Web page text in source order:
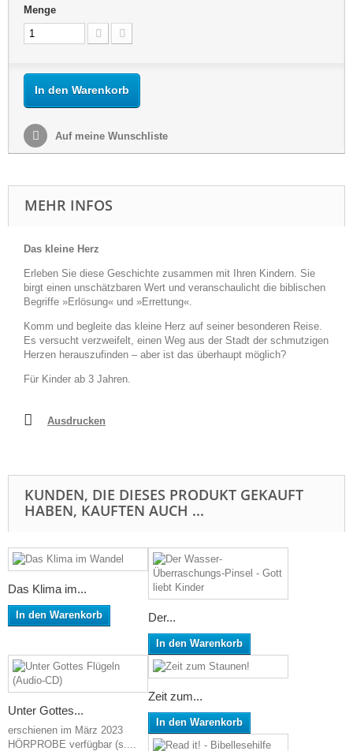
Menge
In den Warenkorb
Auf meine Wunschliste
MEHR INFOS
Das kleine Herz
Erleben Sie diese Geschichte zusammen mit Ihren Kindern. Sie
birgt einen unschätzbaren Wert und veranschaulicht die biblischen
Begriffe »Erlösung« und »Errettung«.
Komm und begleite das kleine Herz auf seiner besonderen Reise.
Es versucht verzweifelt, einen Weg aus der Stadt der schmutzigen
Herzen herauszufinden – aber ist das überhaupt möglich?
Für Kinder ab 3 Jahren.
Ausdrucken
KUNDEN, DIE DIESES PRODUKT GEKAUFT
HABEN, KAUFTEN AUCH ...
Das Klima im...
In den Warenkorb Der...
In den Warenkorb
Unter Gottes...
erschienen im März 2023
HÖRPROBE verfügbar (s....
Zeit zum...
In den Warenkorb